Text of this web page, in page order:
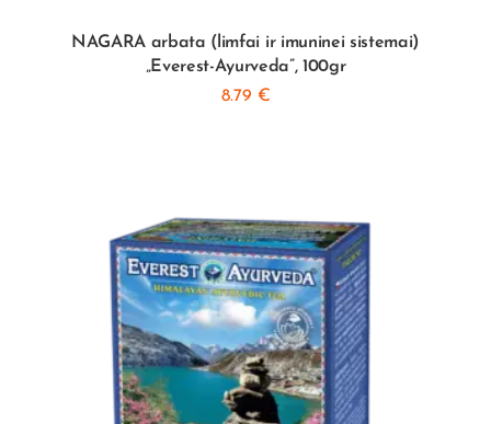
NAGARA arbata (limfai ir imuninei sistemai)
„Everest-Ayurveda”, 100gr
8.79 €